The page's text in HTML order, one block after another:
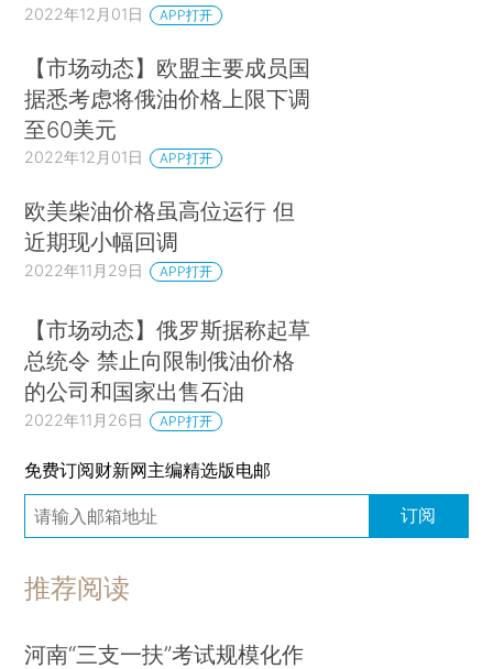
2022年12月01日 APP打开
【市场动态】欧盟主要成员国
据悉考虑将俄油价格上限下调
至60美元
2022年12月01日 APP打开
欧美柴油价格虽高位运行 但
近期现小幅回调
2022年11月29日 APP打开
【市场动态】俄罗斯据称起草
总统令 禁止向限制俄油价格
的公司和国家出售石油
2022年11月26日 APP打开
免费订阅财新网主编精选版电邮
订阅
推荐阅读
河南“三支一扶”考试规模化作